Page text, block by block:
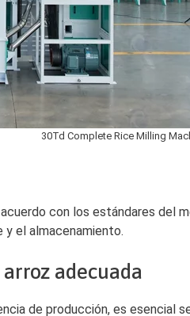
30Td Complete Rice Milling
con los estándares del
el almacenamiento.
adecuada
de producción, es esencial